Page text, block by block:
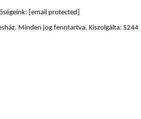
[email protected]
Minden jog fenntartva. Kiszolgálta: S244